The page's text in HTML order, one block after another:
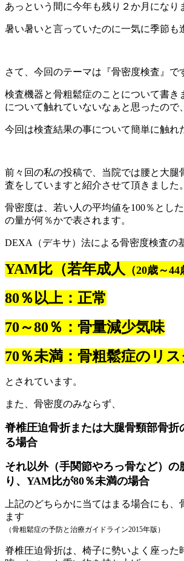
あっという間に今年も残り２か月になり
暑い暑いと言っていたのに一気に季節も
さて、今回のテーマは『骨密度検査』で
検査機器と骨粗鬆症のことについて書き
について触れていないなぁと思ったので、
今回は検査結果の事について簡単に触れ
前々回の私の投稿で、当院では腰と大腿
査をしていますと紹介させて頂きました。
骨密度は、若い人の平均値を100％とし
の量が何％かで表されます。
DEXA（デキサ）法による骨密度検査の
YAM比（若年成人 （20歳～44
80％以上：正常
70～80％：骨量減少気味
70％未満：骨粗鬆症のリ
とされています。
また、骨密度のみならず、
脊椎圧迫骨折または大腿骨頸部骨折
る場合
それ以外（手関節やろっ骨など）の
り、YAM比が80％未満の場合
上記のどちらかに当てはまる場合にも
ます
（骨粗鬆症の予防と治療ガイドライン2015年版）
脊椎圧迫骨折は、椅子に勢いよく座った